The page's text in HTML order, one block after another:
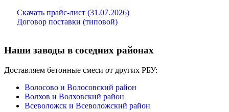
Скачать прайс-лист (31.07.2026)
Договор поставки (типовой)
Наши заводы в соседних районах
Доставляем бетонные смеси от других РБУ:
Волосово и Волосовский район
Волхов и Волховский район
Всеволожск и Всеволожский район